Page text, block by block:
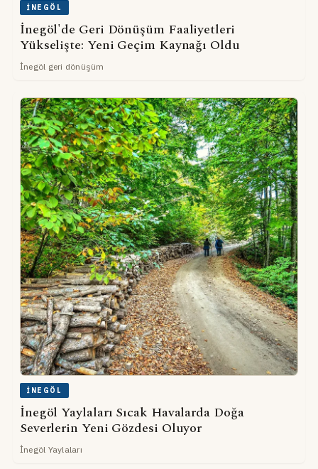
İNEGÖL
İnegöl'de Geri Dönüşüm Faaliyetleri
Yükselişte: Yeni Geçim Kaynağı Oldu
İnegöl geri dönüşüm
İNEGÖL
İnegöl Yaylaları Sıcak Havalarda Doğa
Severlerin Yeni Gözdesi Oluyor
İnegöl Yaylaları